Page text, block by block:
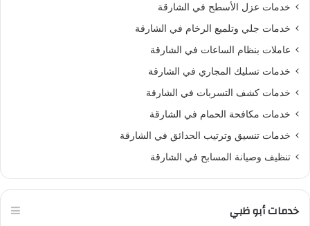
خدمات عزل الأسطح في الشارقة
خدمات جلي وتلميع الرخام في الشارقة
عاملات بنظام الساعات في الشارقة
خدمات تسليك المجاري في الشارقة
خدمات كشف التسربات في الشارقة
خدمات مكافحة الحمام في الشارقة
خدمات تنسيق وترتيب الحدائق في الشارقة
تنظيف وصيانة المسابح في الشارقة
خدمات أبو ظبي